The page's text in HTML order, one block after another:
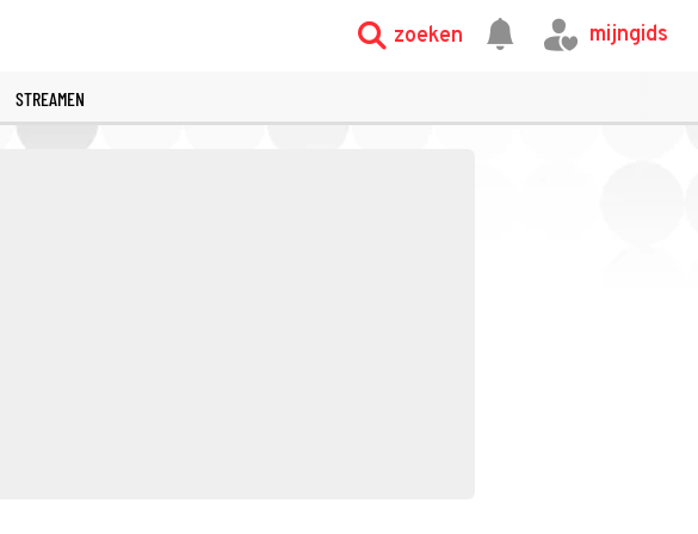
zoeken mijngids
STREAMEN